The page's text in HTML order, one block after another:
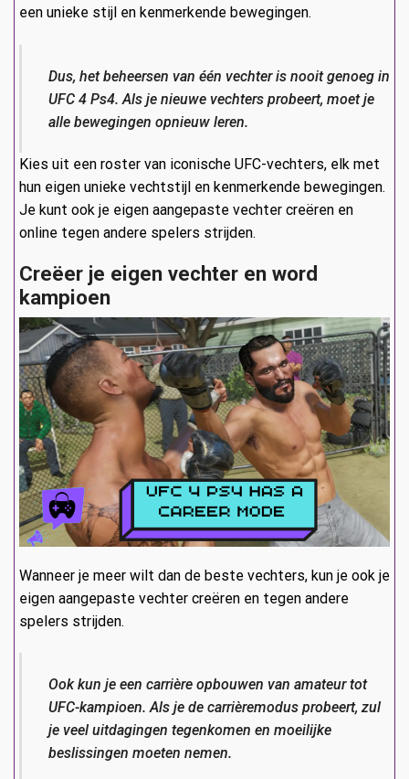
een unieke stijl en kenmerkende bewegingen.
Dus, het beheersen van één vechter is nooit genoeg in
UFC 4 Ps4. Als je nieuwe vechters probeert, moet je
alle bewegingen opnieuw leren.
Kies uit een roster van iconische UFC-vechters, elk met
hun eigen unieke vechtstijl en kenmerkende bewegingen.
Je kunt ook je eigen aangepaste vechter creëren en
online tegen andere spelers strijden.
Creëer je eigen vechter en word
kampioen
Wanneer je meer wilt dan de beste vechters, kun je ook je
eigen aangepaste vechter creëren en tegen andere
spelers strijden.
Ook kun je een carrière opbouwen van amateur tot
UFC-kampioen. Als je de carrièremodus probeert, zul
je veel uitdagingen tegenkomen en moeilijke
beslissingen moeten nemen.